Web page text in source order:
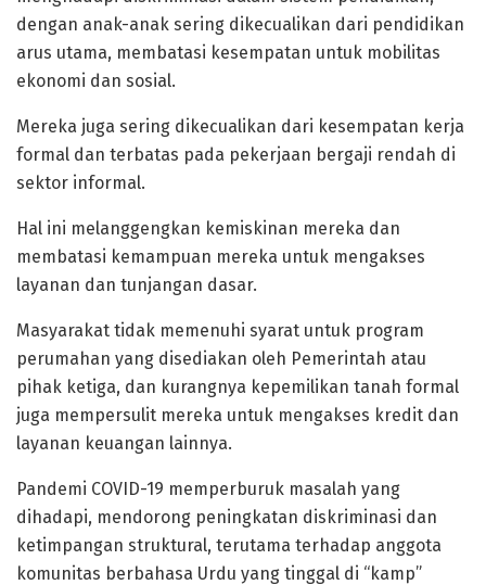
dengan anak-anak sering dikecualikan dari pendidikan
arus utama, membatasi kesempatan untuk mobilitas
ekonomi dan sosial.
‎Mereka juga sering dikecualikan dari kesempatan kerja
formal dan terbatas pada pekerjaan bergaji rendah di
sektor informal.
Hal ini melanggengkan kemiskinan mereka dan
membatasi kemampuan mereka untuk mengakses
layanan dan tunjangan dasar.
‎Masyarakat tidak memenuhi syarat untuk program
perumahan yang disediakan oleh Pemerintah atau
pihak ketiga, dan kurangnya kepemilikan tanah formal
juga mempersulit mereka untuk mengakses kredit dan
layanan keuangan lainnya.
Pandemi COVID-19 memperburuk masalah yang
dihadapi, mendorong peningkatan diskriminasi dan
ketimpangan struktural, terutama terhadap anggota
komunitas berbahasa Urdu yang tinggal di “kamp”